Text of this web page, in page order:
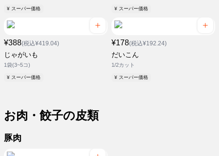
¥ スーパー価格 ¥ スーパー価格
¥388(税込¥419.04)
じゃがいも
1袋(3~5コ)
¥ スーパー価格
¥178(税込¥192.24)
だいこん
1/2カット
¥ スーパー価格
お肉・餃子の皮類
豚肉